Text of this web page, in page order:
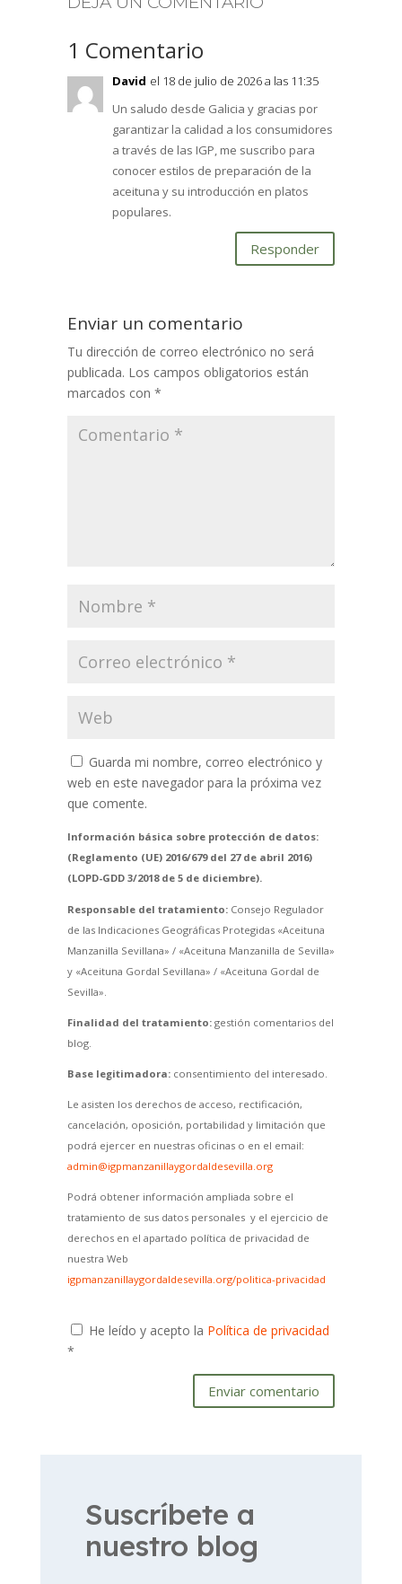
1 Comentario
David el 18 de julio de 2026 a las 11:35
Un saludo desde Galicia y gracias por
garantizar la calidad a los consumidores
a través de las IGP, me suscribo para
conocer estilos de preparación de la
aceituna y su introducción en platos
populares.
Responder
Enviar un comentario
Tu dirección de correo electrónico no será
publicada. Los campos obligatorios están
marcados con *
Guarda mi nombre, correo electrónico y
web en este navegador para la próxima vez
que comente.
Información básica sobre protección de datos:
(Reglamento (UE) 2016/679 del 27 de abril 2016)
(LOPD-GDD 3/2018 de 5 de diciembre).
Responsable del tratamiento:Consejo Regulador
de las Indicaciones Geográficas Protegidas «Aceituna
Manzanilla Sevillana» / «Aceituna Manzanilla de Sevilla»
y «Aceituna Gordal Sevillana» / «Aceituna Gordal de
Sevilla».
Finalidad del tratamiento:gestión comentarios del
blog.
Base legitimadora:consentimiento del interesado.
Le asisten los derechos de acceso, rectificación,
cancelación, oposición, portabilidad y limitación que
podrá ejercer en nuestras oficinas o en el email:
admin@igpmanzanillaygordaldesevilla.org
Podrá obtener información ampliada sobre el
tratamiento de sus datos personales y el ejercicio de
derechos en el apartado política de privacidad de
nuestra Web
igpmanzanillaygordaldesevilla.org/politica-privacidad
He leído y acepto la Política de privacidad
*
Enviar comentario
Suscríbete a
nuestro blog